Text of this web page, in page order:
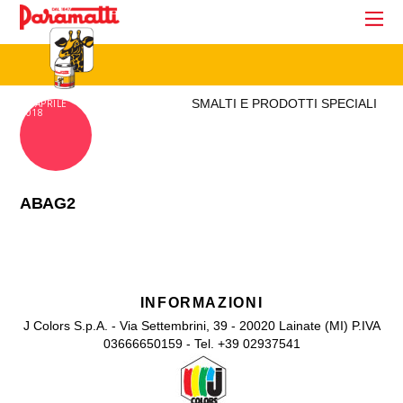
18 APRILE
2018
ABAG2
SMALTI E PRODOTTI SPECIALI
INFORMAZIONI
J Colors S.p.A. - Via Settembrini, 39 - 20020 Lainate (MI) P.IVA
03666650159 - Tel. +39 02937541